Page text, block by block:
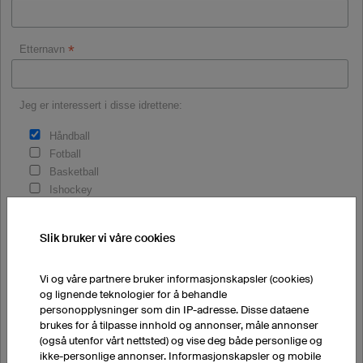
Etternavn*
Jeg er interessert i disse idrettene:
Håndball
Fotball
Basketball
Ishockey
eSports
Motocross
Dart
Bowling
Roing
T-skjorter, hettegensere, osv.
Slik bruker vi våre cookies
Vi og våre partnere bruker informasjonskapsler (cookies)
og lignende teknologier for å behandle
personopplysninger som din IP-adresse. Disse dataene
brukes for å tilpasse innhold og annonser, måle annonser
(også utenfor vårt nettsted) og vise deg både personlige og
ikke-personlige annonser. Informasjonskapsler og mobile